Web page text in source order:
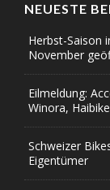
NEUESTE
Herbst-Saison
November
Eilmeldung:
Winora,
Schweizer
Eigentümer